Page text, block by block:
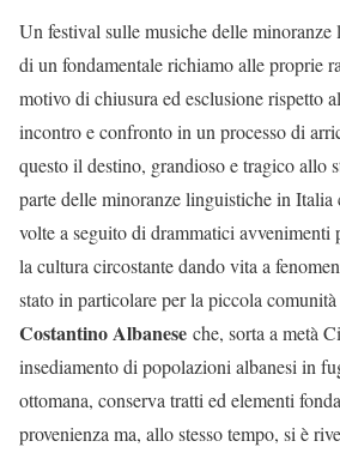
Un festival sulle musiche delle minoranze
di un fondamentale richiamo alle proprie
motivo di chiusura ed esclusione rispetto
incontro e confronto in un processo di
questo il destino, grandioso e tragico allo
parte delle minoranze linguistiche in
volte a seguito di drammatici avvenimenti
la cultura circostante dando vita a
stato in particolare per la piccola comunità
Costantino Albanese che, sorta a metà
insediamento di popolazioni albanesi in
ottomana, conserva tratti ed elementi
provenienza ma, allo stesso tempo, si è